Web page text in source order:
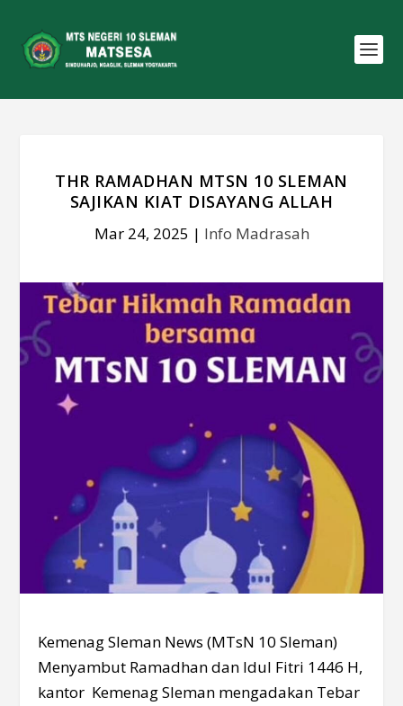
THR RAMADHAN MTSN 10 SLEMAN
SAJIKAN KIAT DISAYANG ALLAH
Mar 24, 2025 | Info Madrasah
Kemenag Sleman News (MTsN 10 Sleman)
Menyambut Ramadhan dan Idul Fitri 1446 H,
kantor Kemenag Sleman mengadakan Tebar